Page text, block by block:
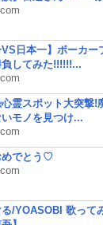
VS日本一】ポーカ
負してみた!!!!!!...
霊スポット大突撃!
モノを見つけ...
めでとう♡
/YOASOBI 歌って